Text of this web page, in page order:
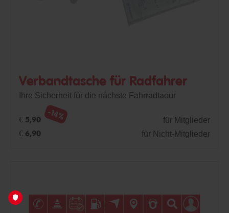
Verbandtasche für Radfahrer
Ihre Sicherheit für die nächste Fahrradtaour
€ 5,90 -14% für Mitglieder
€ 6,90 für Nicht-Mitglieder